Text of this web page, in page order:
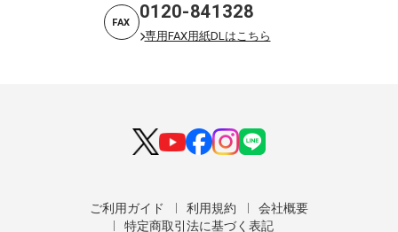
FAX 0120-841328
専用FAX用紙DLはこちら
ご利用ガイド 利用規約
会社概要
特定商取引法に基づく表記